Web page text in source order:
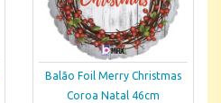
Balão Foil Merry Christmas
Coroa Natal 46cm